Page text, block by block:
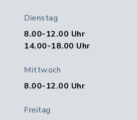
Dienstag
8.00-12.00 Uhr
14.00-18.00 Uhr
Mittwoch
8.00-12.00 Uhr
Freitag